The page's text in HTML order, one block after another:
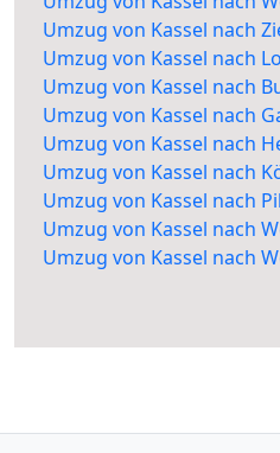
Umzug von Kassel nach
Umzug von Kassel nach
Umzug von Kassel nach
Umzug von Kassel nach
Umzug von Kassel nach
Umzug von Kassel nach
Umzug von Kassel nach
Umzug von Kassel nach
Umzug von Kassel nach